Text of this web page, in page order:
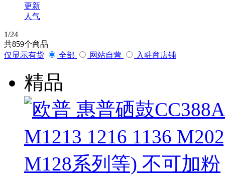
更新
人气
1/24
共859个商品
仅显示有货
全部 网站自营 入驻商店铺
精品